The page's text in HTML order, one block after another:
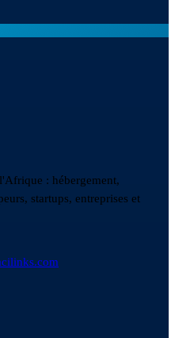
: hébergement,
startups, entreprises et